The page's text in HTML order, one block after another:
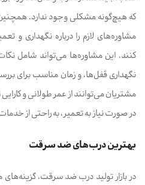
که هیچ‌گونه مشکلی وجود ندارد.
مشاوره‌های لازم را درباره نگهداری
کنند. این مشاوره‌ها می‌تواند شامل
نگهداری قفل‌ها، و زمان مناسب برای
مشتریان می‌توانند از عمر طولانی و
در صورت نیاز به تعمیر، به راحتی از
بهترین درب‌های ضد سرقت
در بازار تولید درب ضد سرقت،